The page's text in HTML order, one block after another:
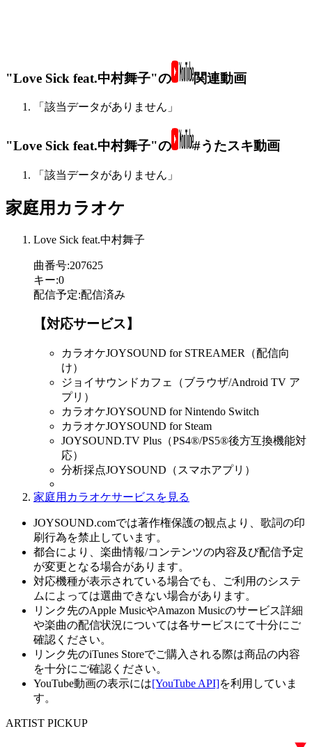
"Love Sick feat.中村舞子"の 関連動画
「該当データがありません」
"Love Sick feat.中村舞子"の #うたスキ動画
「該当データがありません」
家庭用カラオケ
Love Sick feat.中村舞子
曲番号:207625
キー:0
配信予定:配信済み
【対応サービス】
カラオケJOYSOUND for STREAMER（配信向
け）
ジョイサウンドカフェ（ブラウザ/Android TV ア
プリ）
カラオケJOYSOUND for Nintendo Switch
カラオケJOYSOUND for Steam
JOYSOUND.TV Plus（PS4®/PS5®後方互換機能対
応）
分析採点JOYSOUND（スマホアプリ）
家庭用カラオケサービスを見る
JOYSOUND.comでは著作権保護の観点より、歌詞の印
刷行為を禁止しています。
都合により、楽曲情報/コンテンツの内容及び配信予定
が変更となる場合があります。
対応機種が表示されている場合でも、ご利用のシステ
ムによっては選曲できない場合があります。
リンク先のApple MusicやAmazon Musicのサービス詳細
や楽曲の配信状況については各サービスにて十分にご
確認ください。
リンク先のiTunes Storeでご購入される際は商品の内容
を十分にご確認ください。
YouTube動画の表示には[YouTube API]を利用していま
す。
ARTIST PICKUP